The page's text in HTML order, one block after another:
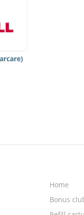
Home
Bonus